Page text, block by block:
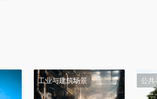
工业与建筑场景 公共